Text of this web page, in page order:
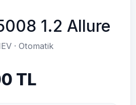
1.2 Allure
· Otomatik
TL